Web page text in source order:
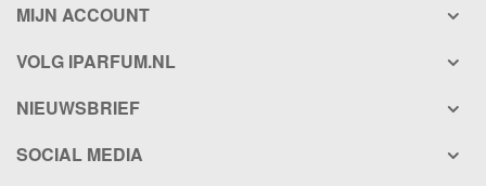
MIJN ACCOUNT
VOLG IPARFUM.NL
NIEUWSBRIEF
SOCIAL MEDIA